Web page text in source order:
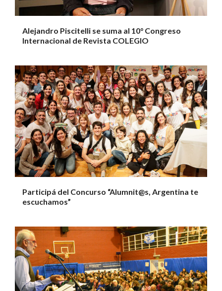
Alejandro Piscitelli se suma al 10° Congreso
Internacional de Revista COLEGIO
Participá del Concurso “Alumnit@s, Argentina te
escuchamos”